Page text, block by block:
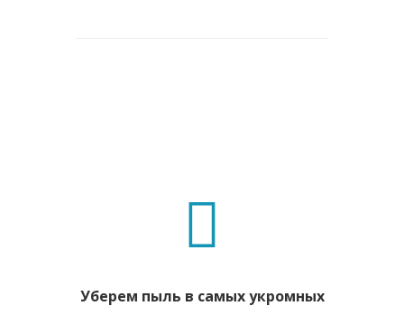
Уберем пыль в самых укромных